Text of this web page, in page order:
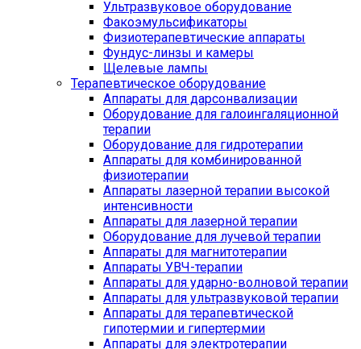
Ультразвуковое оборудование
Факоэмульсификаторы
Физиотерапевтические аппараты
Фундус-линзы и камеры
Щелевые лампы
Терапевтическое оборудование
Аппараты для дарсонвализации
Оборудование для галоингаляционной
терапии
Оборудование для гидротерапии
Аппараты для комбинированной
физиотерапии
Аппараты лазерной терапии высокой
интенсивности
Аппараты для лазерной терапии
Оборудование для лучевой терапии
Аппараты для магнитотерапии
Аппараты УВЧ-терапии
Аппараты для ударно-волновой терапии
Аппараты для ультразвуковой терапии
Аппараты для терапевтической
гипотермии и гипертермии
Аппараты для электротерапии